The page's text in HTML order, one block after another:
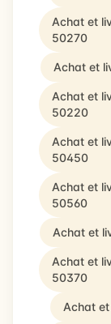
Achat et
50270
Achat et
Achat et
50220
Achat et
50450
Achat et
50560
Achat et
Achat et
50370
Achat